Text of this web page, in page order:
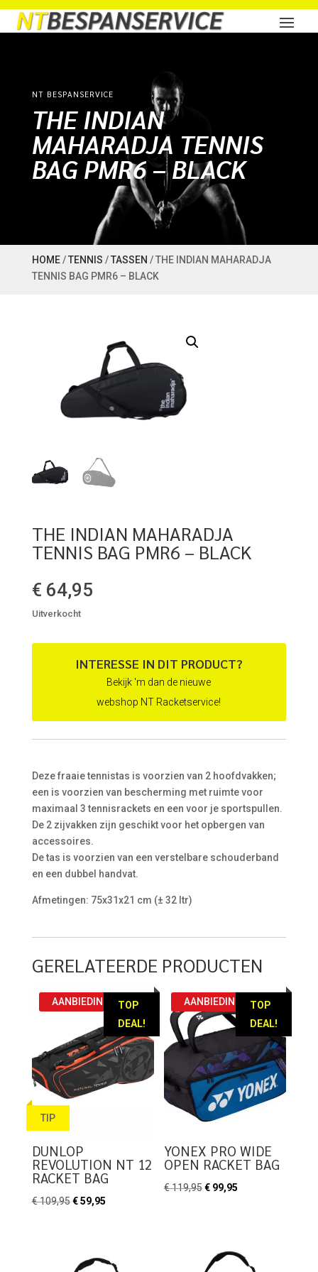
NT BESPANSERVICE
THE INDIAN
MAHARADJA TENNIS
BAG PMR6 – BLACK
HOME/TENNIS /TASSEN / THE INDIAN MAHARADJA
TENNIS BAG PMR6 – BLACK
THE INDIAN MAHARADJA
TENNIS BAG PMR6 – BLACK
€ 64,95
Uitverkocht
INTERESSE IN DIT PRODUCT?
Bekijk 'm dan de nieuwe
webshop NT Racketservice!
Deze fraaie tennistas is voorzien van 2 hoofdvakken;
een is voorzien van bescherming met ruimte voor
maximaal 3 tennisrackets en een voor je sportspullen.
De 2 zijvakken zijn geschikt voor het opbergen van
accessoires.
De tas is voorzien van een verstelbare schouderband
en een dubbel handvat.
Afmetingen: 75x31x21 cm (± 32 ltr)
GERELATEERDE PRODUCTEN
TOP
DEAL!
TIP
AANBIEDING!
DUNLOP
REVOLUTION NT 12
RACKET BAG
€109,95 Oorspronkelijke
€ 109,95.
€59,95Huidige
TOP
DEAL!
AANBIEDING!
YONEX PRO WIDE
OPEN RACKET BAG
€119,95Oorspronkelijke
€ 99,95